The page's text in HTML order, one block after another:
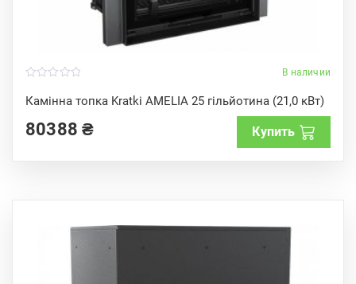
В наличии
Камінна топка Kratki AMELIA 25 гільйотина (21,0 кВт)
o
u
o
f80388₴ Купить